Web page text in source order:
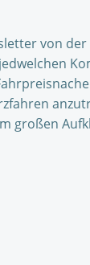
von
großen